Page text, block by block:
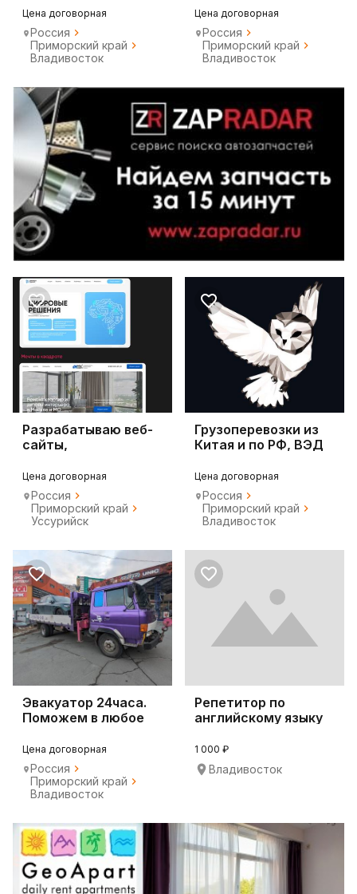
Цена договорная
Россия
Приморский край
Владивосток
мусора
Цена договорная
Россия
Приморский край
Владивосток
Разрабатываю веб-
сайты,
клиентов
Цена договорная
Россия
Приморский край
Уссурийск
Грузоперевозки из
Китая и по РФ, ВЭД
Цена договорная
Россия
Приморский край
Владивосток
Эвакуатор 24часа.
Поможем в любое
Цена договорная
Россия
Приморский край
Владивосток
Репетитор по
английскому языку
1 000 ₽
Владивосток